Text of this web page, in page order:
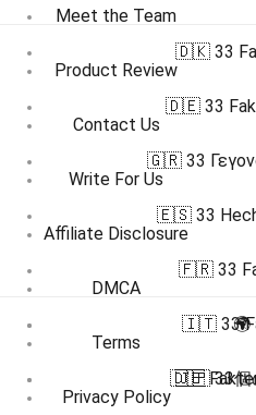
Meet the Team
Product Review
Contact Us
Write For Us
Affiliate Disclosure
DMCA
Terms
Privacy Policy
🇩🇰 33
🇩🇪 33
🇬🇷 33
🇪🇸 33
🇫🇷 33
🇮🇹 33
🇯🇵 33個
🌍
🇩🇪